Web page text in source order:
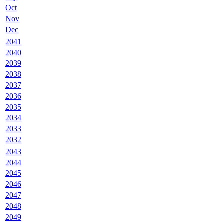
Oct
Nov
Dec
2041
2040
2039
2038
2037
2036
2035
2034
2033
2032
2043
2044
2045
2046
2047
2048
2049